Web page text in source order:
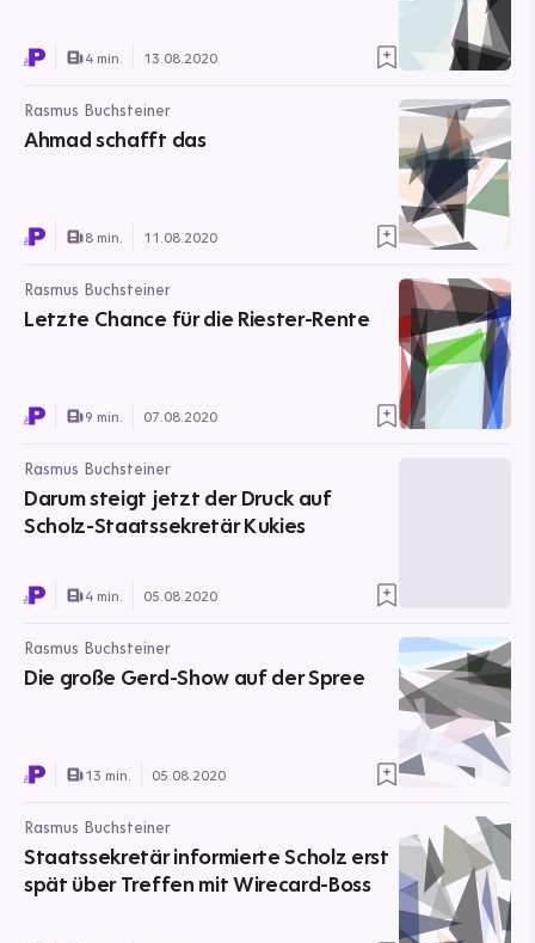
4 min. 13.08.2020
Rasmus Buchsteiner
Ahmad schafft das
8 min. 11.08.2020
Rasmus Buchsteiner
Letzte Chance für die Riester-Rente
9 min. 07.08.2020
Rasmus Buchsteiner
Darum steigt jetzt der Druck auf
Scholz-Staatssekretär Kukies
4 min. 05.08.2020
Rasmus Buchsteiner
Die große Gerd-Show auf der Spree
13 min. 05.08.2020
Rasmus Buchsteiner
Staatssekretär informierte Scholz erst
spät über Treffen mit Wirecard-Boss